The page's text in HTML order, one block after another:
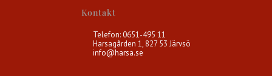
Kontakt
Telefon: 0651-495 11
Harsagården 1, 827 53 Järvsö
info@harsa.se